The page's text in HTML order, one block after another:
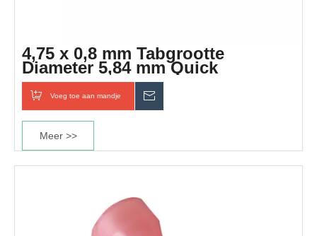
4,75 x 0,8 mm Tabgrootte
Diameter 5,84 mm Quick
Disconnect geïsoleerde terminal
Voeg toe aan mandje
Meer >>